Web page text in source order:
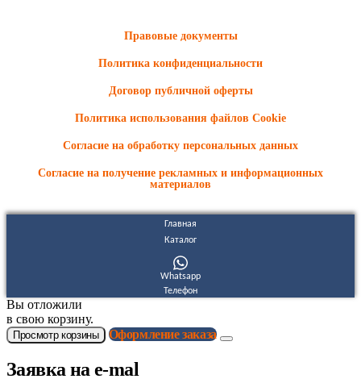
Правовые документы
Политика конфиденциальности
Договор публичной оферты
Политика использования файлов Cookie
Согласие на обработку персональных данных
Согласие на получение рекламных и информационных
материалов
Главная
Каталог
Whatsapp
Телефон
Вы отложили
в свою корзину.
Просмотр корзины Оформление заказа
Заявка на e-mal